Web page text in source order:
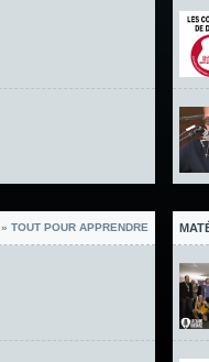
» TOUT POUR APPRENDRE